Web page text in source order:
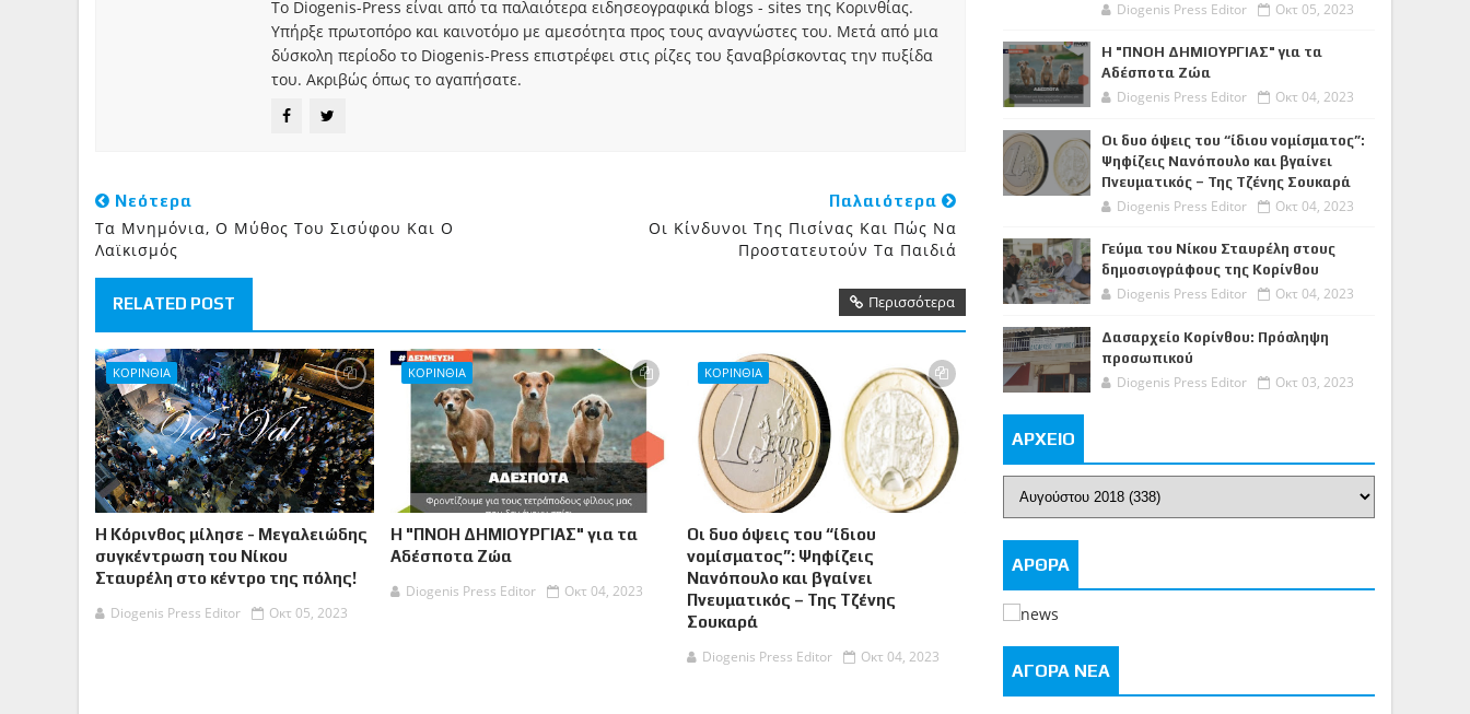
Το Diogenis-Press είναι από τα παλαιότερα ειδησεογραφικά blogs - sites της Κορινθίας.
Υπήρξε πρωτοπόρο και καινοτόμο με αμεσότητα προς τους αναγνώστες του. Μετά από μια
δύσκολη περίοδο το Diogenis-Press επιστρέφει στις ρίζες του ξαναβρίσκοντας την πυξίδα
του. Ακριβώς όπως το αγαπήσατε.
Νεότερα
Τα Μνημόνια, Ο Μύθος Του Σισύφου Και Ο
Λαϊκισμός
Παλαιότερα
Οι Κίνδυνοι Της Πισίνας Και Πώς Να
Προστατευτούν Τα Παιδιά
RELATED POST Περισσότερα
ΚΟΡΙΝΘΙΑ
Η Κόρινθος μίλησε - Μεγαλειώδης
συγκέντρωση του Νίκου
Σταυρέλη στο κέντρο της πόλης!
Diogenis Press Editor
Οκτ 05, 2023
ΚΟΡΙΝΘΙΑ
Η "ΠΝΟΗ ΔΗΜΙΟΥΡΓΙΑΣ" για τα
Αδέσποτα Ζώα
Diogenis Press Editor
Οκτ 04, 2023
ΚΟΡΙΝΘΙΑ
Οι δυο όψεις του “ίδιου
νομίσματος”: Ψηφίζεις
Νανόπουλο και βγαίνει
Πνευματικός – Της Τζένης
Σουκαρά
Diogenis Press Editor
Οκτ 04, 2023
Diogenis Press Editor Οκτ 05, 2023
Η "ΠΝΟΗ ΔΗΜΙΟΥΡΓΙΑΣ" για τα
Αδέσποτα Ζώα
Diogenis Press Editor Οκτ 04, 2023
Οι δυο όψεις του “ίδιου νομίσματος”:
Ψηφίζεις Νανόπουλο και βγαίνει
Πνευματικός – Της Τζένης Σουκαρά
Diogenis Press Editor Οκτ 04, 2023
Γεύμα του Νίκου Σταυρέλη στους
δημοσιογράφους της Κορίνθου
Diogenis Press Editor Οκτ 04, 2023
Δασαρχείο Κορίνθου: Πρόσληψη
προσωπικού
Diogenis Press Editor Οκτ 03, 2023
ΑΡΧΕΙΟ
ΑΡΘΡΑ
ΑΓΟΡΑ ΝΕΑ